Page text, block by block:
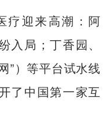
疗迎来高潮：阿
入局；丁香园、
”）等平台试水线
了中国第一家互